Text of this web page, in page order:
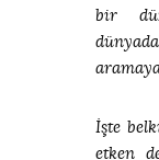
bir
İşte
etken